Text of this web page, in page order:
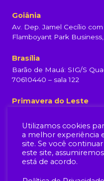
Goiânia
Av. Dep. Jamel Cecílio
Flamboyant Park
Brasília
Barão de Mauá: SIG/S
70610440 – sala 122
Primavera do Leste
Rua Rondonópolis, 231,
(65) 99960-6839
Utilizamos cookies
a melhor experiência
site. Se você continuar
este site,
está de acordo.